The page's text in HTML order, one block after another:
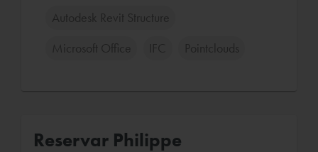
Autodesk Revit Structure
Microsoft Office IFC Pointclouds
Reservar Philippe